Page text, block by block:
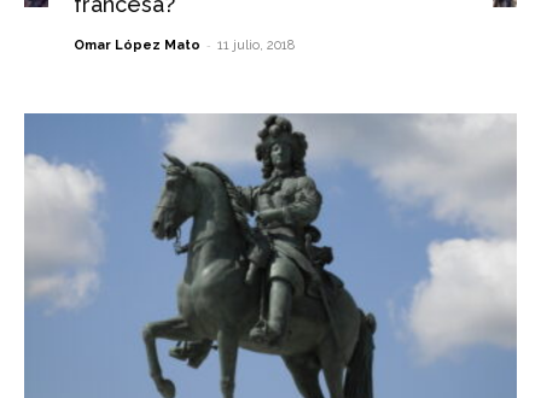
Omar López Mato - 11 julio, 2018